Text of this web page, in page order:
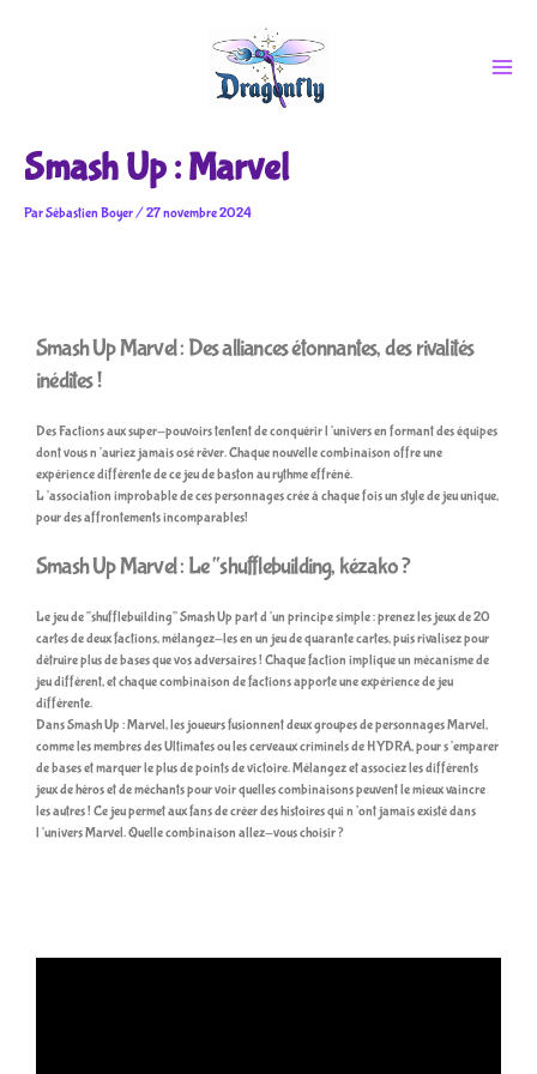
Smash Up : Marvel
ParSébastien Boyer/27 novembre 2024
Smash Up Marvel : Des alliances étonnantes, des rivalités
inédites !
Des Factions aux super-pouvoirs tentent de conquérir l’univers en formant des équipes
dont vous n’auriez jamais osé rêver. Chaque nouvelle combinaison offre une
expérience différente de ce jeu de baston au rythme effréné.
L’association improbable de ces personnages crée à chaque fois un style de jeu unique,
pour des affrontements incomparables!
Smash Up Marvel : Le “shufflebuilding, kézako ?
Le jeu de “shufflebuilding” Smash Up part d’un principe simple : prenez les jeux de 20
cartes de deux factions, mélangez-les en un jeu de quarante cartes, puis rivalisez pour
détruire plus de bases que vos adversaires ! Chaque faction implique un mécanisme de
jeu différent, et chaque combinaison de factions apporte une expérience de jeu
différente.
Dans Smash Up : Marvel, les joueurs fusionnent deux groupes de personnages Marvel,
comme les membres des Ultimates ou les cerveaux criminels de HYDRA, pour s’emparer
de bases et marquer le plus de points de victoire. Mélangez et associez les différents
jeux de héros et de méchants pour voir quelles combinaisons peuvent le mieux vaincre
les autres ! Ce jeu permet aux fans de créer des histoires qui n’ont jamais existé dans
l’univers Marvel. Quelle combinaison allez-vous choisir ?